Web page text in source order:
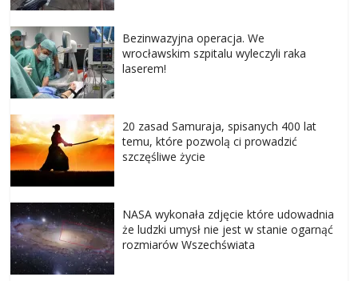
Bezinwazyjna operacja. We
wrocławskim szpitalu wyleczyli raka
laserem!
20 zasad Samuraja, spisanych 400 lat
temu, które pozwolą ci prowadzić
szczęśliwe życie
NASA wykonała zdjęcie które udowadnia
że ludzki umysł nie jest w stanie ogarnąć
rozmiarów Wszechświata